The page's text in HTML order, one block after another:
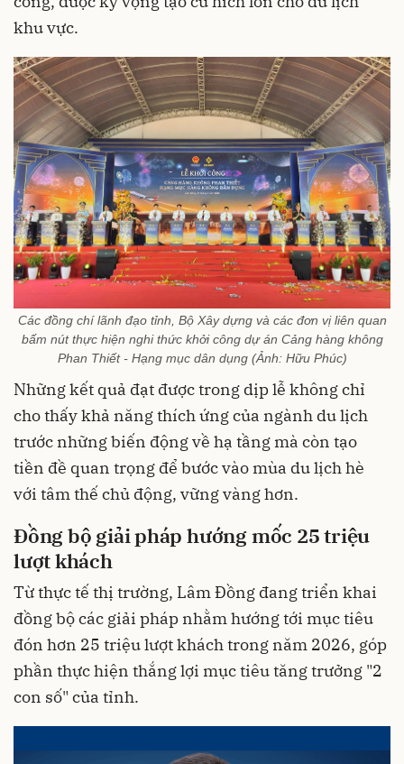
khu vực.
Các đồng chí lãnh đạo tỉnh, Bộ Xây dựng và các đơn vị liên quan
bấm nút thực hiện nghi thức khởi công dự án Cảng hàng không
Phan Thiết - Hạng mục dân dụng (Ảnh: Hữu Phúc)
Những kết quả đạt được trong dịp lễ không chỉ
cho thấy khả năng thích ứng của ngành du lịch
trước những biến động về hạ tầng mà còn tạo
tiền đề quan trọng để bước vào mùa du lịch hè
với tâm thế chủ động, vững vàng hơn.
Đồng bộ giải pháp hướng mốc 25 triệu
lượt khách
Từ thực tế thị trường, Lâm Đồng đang triển khai
đồng bộ các giải pháp nhằm hướng tới mục tiêu
đón hơn 25 triệu lượt khách trong năm 2026, góp
phần thực hiện thắng lợi mục tiêu tăng trưởng "2
con số" của tỉnh.